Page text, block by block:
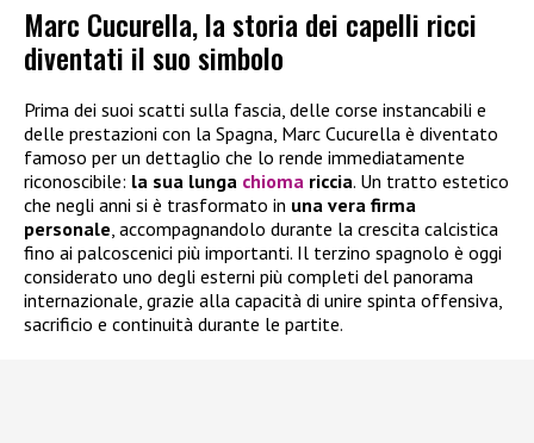
Marc Cucurella, la storia dei capelli ricci
diventati il suo simbolo
Prima dei suoi scatti sulla fascia, delle corse instancabili e
delle prestazioni con la Spagna, Marc Cucurella è diventato
famoso per un dettaglio che lo rende immediatamente
riconoscibile: la sua lunga chioma riccia. Un tratto estetico
che negli anni si è trasformato in una vera firma
personale , accompagnandolo durante la crescita calcistica
fino ai palcoscenici più importanti. Il terzino spagnolo è oggi
considerato uno degli esterni più completi del panorama
internazionale, grazie alla capacità di unire spinta offensiva,
sacrificio e continuità durante le partite.